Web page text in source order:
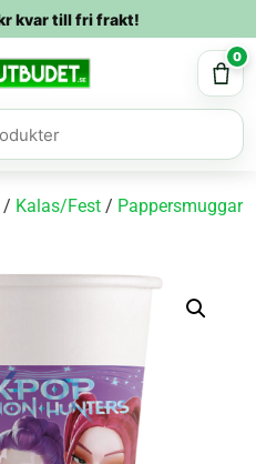
kvar till fri frakt!
0
/ Kalas/Fest / Pappersmuggar/